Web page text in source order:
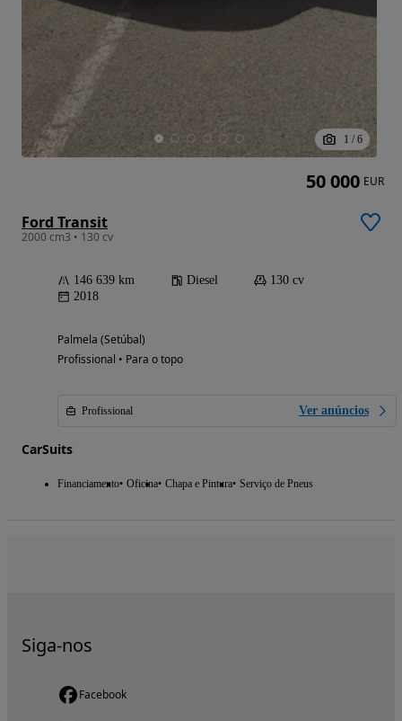
1 / 6
Ford Transit
2000 cm3 • 130 cv
146 639 km Diesel
130 cv
2018
Palmela (Setúbal)
Profissional • Para o topo
Profissional Ver anúncios
CarSuits
Financiamento Oficina Chapa e Pintura Serviço de Pneus
50 000 EUR
Siga-nos
Facebook